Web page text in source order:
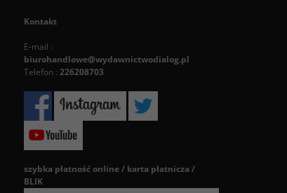
Kontakt
E-mail :
biurohandlowe@wydawnictwodialog.pl
Telefon : 226208703
szybka płatność online / karta płatnicza /
BLIK